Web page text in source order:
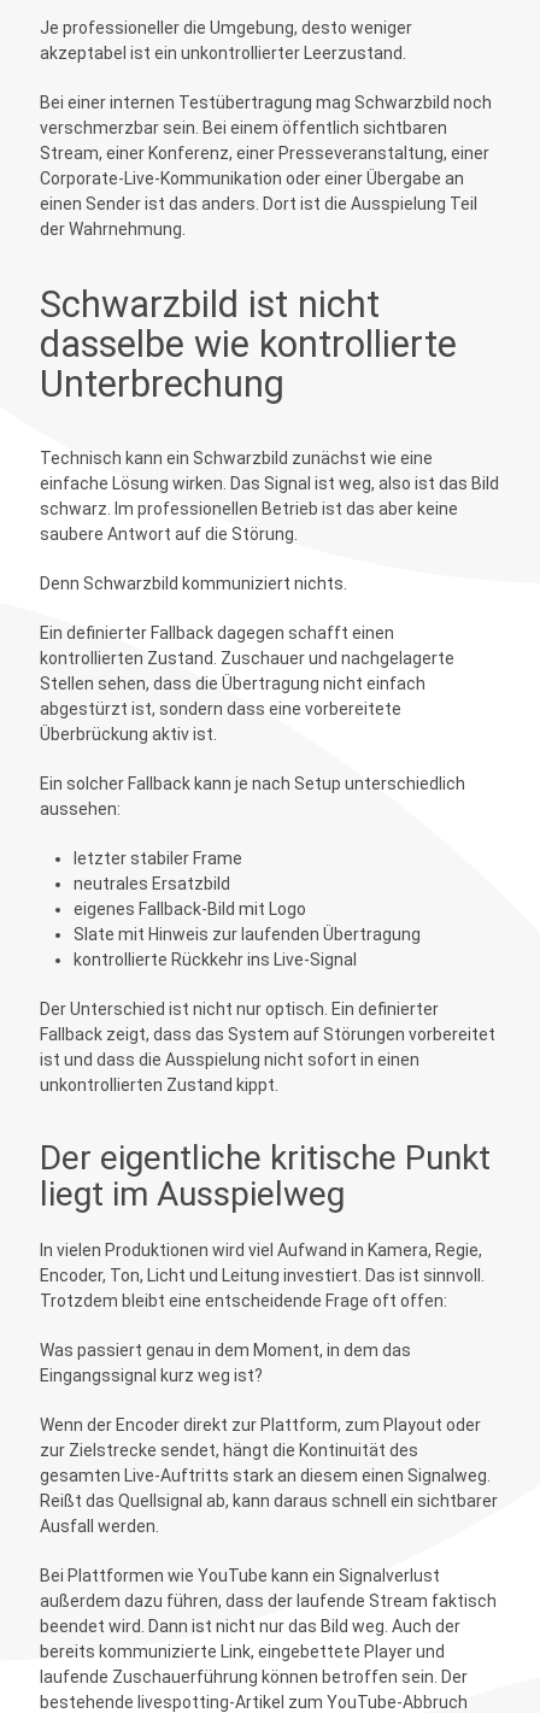
Je professioneller die Umgebung, desto weniger
akzeptabel ist ein unkontrollierter Leerzustand.
Bei einer internen Testübertragung mag Schwarzbild noch
verschmerzbar sein. Bei einem öffentlich sichtbaren
Stream, einer Konferenz, einer Presseveranstaltung, einer
Corporate-Live-Kommunikation oder einer Übergabe an
einen Sender ist das anders. Dort ist die Ausspielung Teil
der Wahrnehmung.
Schwarzbild ist nicht
dasselbe wie kontrollierte
Unterbrechung
Technisch kann ein Schwarzbild zunächst wie eine
einfache Lösung wirken. Das Signal ist weg, also ist das Bild
schwarz. Im professionellen Betrieb ist das aber keine
saubere Antwort auf die Störung.
Denn Schwarzbild kommuniziert nichts.
Ein definierter Fallback dagegen schafft einen
kontrollierten Zustand. Zuschauer und nachgelagerte
Stellen sehen, dass die Übertragung nicht einfach
abgestürzt ist, sondern dass eine vorbereitete
Überbrückung aktiv ist.
Ein solcher Fallback kann je nach Setup unterschiedlich
aussehen:
letzter stabiler Frame
neutrales Ersatzbild
eigenes Fallback-Bild mit Logo
Slate mit Hinweis zur laufenden Übertragung
kontrollierte Rückkehr ins Live-Signal
Der Unterschied ist nicht nur optisch. Ein definierter
Fallback zeigt, dass das System auf Störungen vorbereitet
ist und dass die Ausspielung nicht sofort in einen
unkontrollierten Zustand kippt.
Der eigentliche kritische Punkt
liegt im Ausspielweg
In vielen Produktionen wird viel Aufwand in Kamera, Regie,
Encoder, Ton, Licht und Leitung investiert. Das ist sinnvoll.
Trotzdem bleibt eine entscheidende Frage oft offen:
Was passiert genau in dem Moment, in dem das
Eingangssignal kurz weg ist?
Wenn der Encoder direkt zur Plattform, zum Playout oder
zur Zielstrecke sendet, hängt die Kontinuität des
gesamten Live-Auftritts stark an diesem einen Signalweg.
Reißt das Quellsignal ab, kann daraus schnell ein sichtbarer
Ausfall werden.
Bei Plattformen wie YouTube kann ein Signalverlust
außerdem dazu führen, dass der laufende Stream faktisch
beendet wird. Dann ist nicht nur das Bild weg. Auch der
bereits kommunizierte Link, eingebettete Player und
laufende Zuschauerführung können betroffen sein. Der
bestehende livespotting-Artikel zum YouTube-Abbruch